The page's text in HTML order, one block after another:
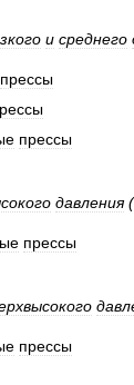
и среднего
прессы
прессы
давления(
прессы
прессы